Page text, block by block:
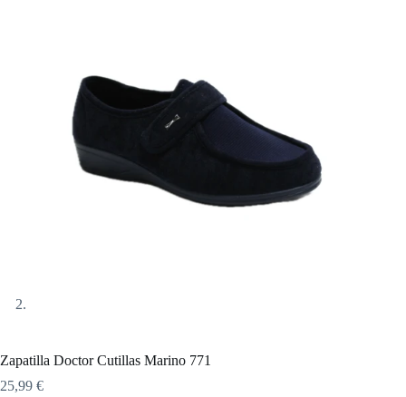
Zapatilla Doctor Cutillas Marino 771
25,99 €